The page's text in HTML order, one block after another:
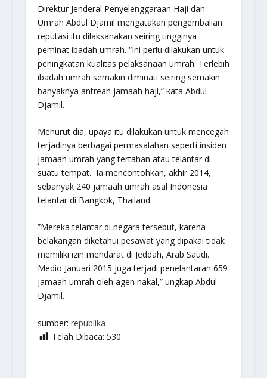
Direktur Jenderal Penyelenggaraan Haji dan
Umrah Abdul Djamil mengatakan pengembalian
reputasi itu dilaksanakan seiring tingginya
peminat ibadah umrah. “Ini perlu dilakukan untuk
peningkatan kualitas pelaksanaan umrah. Terlebih
ibadah umrah semakin diminati seiring semakin
banyaknya antrean jamaah haji,” kata Abdul
Djamil.
Menurut dia, upaya itu dilakukan untuk mencegah
terjadinya berbagai permasalahan seperti insiden
jamaah umrah yang tertahan atau telantar di
suatu tempat. Ia mencontohkan, akhir 2014,
sebanyak 240 jamaah umrah asal Indonesia
telantar di Bangkok, Thailand.
”Mereka telantar di negara tersebut, karena
belakangan diketahui pesawat yang dipakai tidak
memiliki izin mendarat di Jeddah, Arab Saudi.
Medio Januari 2015 juga terjadi penelantaran 659
jamaah umrah oleh agen nakal,” ungkap Abdul
Djamil.
sumber: republika
Telah Dibaca: 530